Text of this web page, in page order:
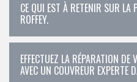
CE QUI EST À RETENIR SUR LA
ROFFEY.
EFFECTUEZ LA RÉPARATION DE
AVEC UN COUVREUR EXPERTE